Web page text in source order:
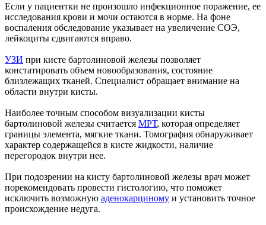
Если у пациентки не произошло инфекционное поражение, ее
исследования крови и мочи остаются в норме. На фоне
воспаления обследование указывает на увеличение СОЭ,
лейкоциты сдвигаются вправо.
УЗИ при кисте бартолиновой железы позволяет
констатировать объем новообразования, состояние
близлежащих тканей. Специалист обращает внимание на
области внутри кисты.
Наиболее точным способом визуализации кисты
бартолиновой железы считается МРТ, которая определяет
границы элемента, мягкие ткани. Томография обнаруживает
характер содержащейся в кисте жидкости, наличие
перегородок внутри нее.
При подозрении на кисту бартолиновой железы врач может
порекомендовать провести гистологию, что поможет
исключить возможную аденокарциному и установить точное
происхождение недуга.